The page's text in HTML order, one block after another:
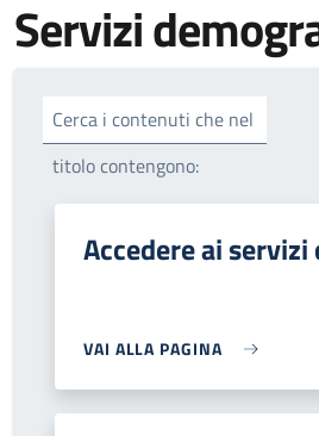
Servizi
Cerca i contenuti che nel
titolo contengono:
Accedere ai servizi
VAI ALLA PAGINA